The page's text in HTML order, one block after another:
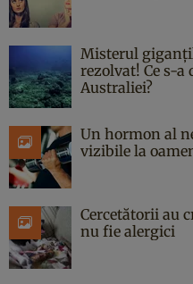
Misterul
rezolvat! Ce s-a
Australiei?
Un hormon al
vizibile la
Cercetătorii au
nu fie alergici